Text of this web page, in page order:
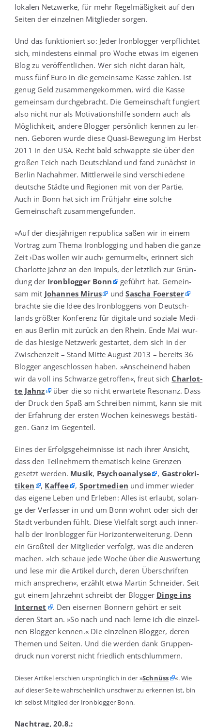
loka­len Netz­wer­ke, für mehr Regel­mä­ßig­keit auf den
Sei­ten der ein­zel­nen Mit­glie­der sorgen.
Und das funk­tio­niert so: Jeder Iron­blog­ger ver­pflich­tet
sich, min­des­tens ein­mal pro Woche etwas im eige­nen
Blog zu ver­öf­fent­li­chen. Wer sich nicht dar­an hält,
muss fünf Euro in die gemein­sa­me Kas­se zah­len. Ist
genug Geld zusam­men­ge­kom­men, wird die Kas­se
gemein­sam durch­ge­bracht. Die Gemein­schaft fun­giert
also nicht nur als Moti­va­ti­ons­hil­fe son­dern auch als
Mög­lich­keit, ande­re Blog­ger per­sön­lich ken­nen zu ler­
nen. Gebo­ren wur­de die­se Qua­si-Bewe­gung im Herbst
2011 in den USA. Recht bald schwapp­te sie über den
gro­ßen Teich nach Deutsch­land und fand zunächst in
Ber­lin Nach­ah­mer. Mitt­ler­wei­le sind ver­schie­de­ne
deut­sche Städ­te und Regio­nen mit von der Par­tie.
Auch in Bonn hat sich im Früh­jahr eine sol­che
Gemein­schaft zusammengefunden.
»Auf der dies­jäh­ri­gen re:publica saßen wir in einem
Vor­trag zum The­ma Iron­blog­ging und haben die gan­ze
Zeit ›Das wol­len wir auch‹ gemur­melt«, erin­nert sich
Char­lot­te Jahnz an den Impuls, der letzt­lich zur Grün­
dung der Iron­blog­ger Bonn
geführt hat. Gemein­
sam mit Johan­nes Mirus undSascha Foers­ter
brach­te sie die Idee des Iron­blog­gens von Deutsch­
lands größ­ter Kon­fe­renz für digi­ta­le und sozia­le Medi­
en aus Ber­lin mit zurück an den Rhein. Ende Mai wur­
de das hie­si­ge Netz­werk gestar­tet, dem sich in der
Zwi­schen­zeit – Stand Mit­te August 2013 – bereits 36
Blog­ger ange­schlos­sen haben. »Anschei­nend haben
wir da voll ins Schwar­ze getrof­fen«, freut sich Char­lot­
te Jahnz
über die so nicht erwar­te­te Reso­nanz. Dass
der Druck den Spaß am Schrei­ben nimmt, kann sie mit
der Erfah­rung der ers­ten Wochen kei­nes­wegs bestä­ti­
gen. Ganz im Gegenteil.
Eines der Erfolgs­ge­heim­nis­se ist nach ihrer Ansicht,
dass den Teil­neh­mern the­ma­tisch kei­ne Gren­zen
gesetzt wer­den. Musik, Psy­cho­ana­ly­se , Gas­tro­kri­
ti­ken
, Kaf­fee , Sport­me­di­en und immer wie­der
das eige­ne Leben und Erle­ben: Alles ist erlaubt, solan­
ge der Ver­fas­ser in und um Bonn wohnt oder sich der
Stadt ver­bun­den fühlt. Die­se Viel­falt sorgt auch inner­
halb der Iron­blog­ger für Hori­zont­er­wei­te­rung. Denn
ein Groß­teil der Mit­glie­der ver­folgt, was die ande­ren
machen. »Ich schaue jede Woche über die Aus­wer­tung
und lese mir die Arti­kel durch, deren Über­schrif­ten
mich anspre­chen«, erzählt etwa Mar­tin Schnei­der. Seit
gut einem Jahr­zehnt schreibt der Blog­ger Din­ge ins
Inter­net
. Den eiser­nen Bon­nern gehört er seit
deren Start an. »So nach und nach ler­ne ich die ein­zel­
nen Blog­ger ken­nen.« Die ein­zel­nen Blog­ger, deren
The­men und Sei­ten. Und die wer­den dank Grup­pen­
druck nun vor­erst nicht fried­lich entschlummern.
Die­ser Arti­kel erschien ursprüng­lich in der »Schnüss
«. Wie
auf die­ser Sei­te wahr­schein­lich unschwer zu erken­nen ist, bin
ich selbst Mit­glied der Iron­blog­ger Bonn.
Nach­trag, 20.8.: